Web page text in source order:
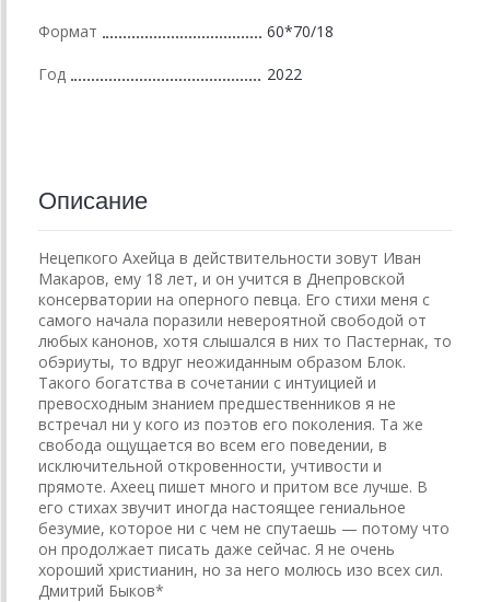
Формат 60*70/18
Год 2022
Описание
Нецепкого Ахейца в действительности зовут Иван
Макаров, ему 18 лет, и он учится в Днепровской
консерватории на оперного певца. Его стихи меня с
самого начала поразили невероятной свободой от
любых канонов, хотя слышался в них то Пастернак, то
обэриуты, то вдруг неожиданным образом Блок.
Такого богатства в сочетании с интуицией и
превосходным знанием предшественников я не
встречал ни у кого из поэтов его поколения. Та же
свобода ощущается во всем его поведении, в
исключительной откровенности, учтивости и
прямоте. Ахеец пишет много и притом все лучше. В
его стихах звучит иногда настоящее гениальное
безумие, которое ни с чем не спутаешь — потому что
он продолжает писать даже сейчас. Я не очень
хороший христианин, но за него молюсь изо всех сил.
Дмитрий Быков*